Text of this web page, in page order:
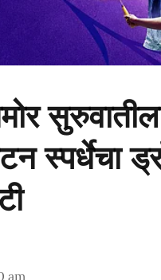
स्पर्धेचा
am